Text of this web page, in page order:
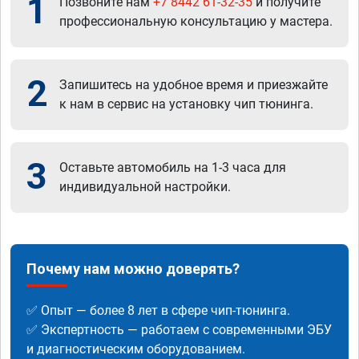
1
профессиональную консультацию у мастера.
2
Запишитесь на удобное время и приезжайте
к нам в сервис на установку чип тюнинга.
3
Оставьте автомобиль на 1-3 часа для
индивидуальной настройки.
Почему нам можно доверять?
✅ Опыт — более 8 лет в сфере чип-тюнинга.
✅ Экспертность — работаем с современными ЭБУ
и диагностическим оборудованием.